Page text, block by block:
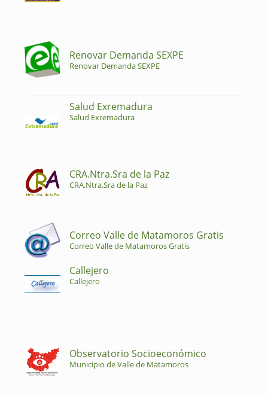
Renovar Demanda SEXPE
Renovar Demanda SEXPE
Salud Exremadura
Salud Exremadura
CRA.Ntra.Sra de la Paz
CRA.Ntra.Sra de la Paz
Correo Valle de Matamoros Gratis
Correo Valle de Matamoros Gratis
Callejero
Callejero
Observatorio Socioeconómico
Municipio de Valle de Matamoros